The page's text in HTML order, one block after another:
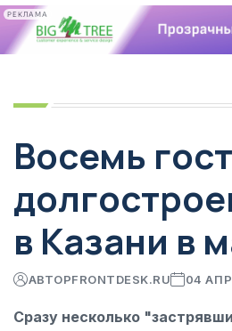
РЕКЛАМА
Восемь
в Казани в
АВТОРFRONTDESK.RU 04
Сразу несколько